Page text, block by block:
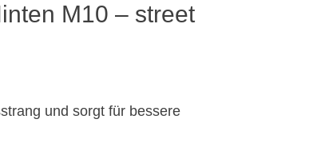
M10 – street
und sorgt für bessere